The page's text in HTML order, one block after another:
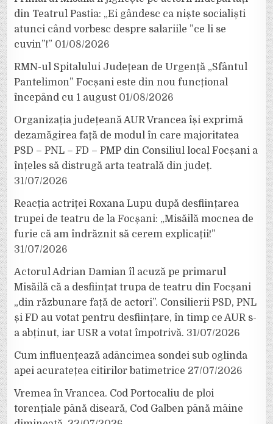
din Teatrul Pastia: „Ei gândesc ca niște socialiști
atunci când vorbesc despre salariile ”ce li se
cuvin”!” 01/08/2026
RMN-ul Spitalului Județean de Urgență „Sfântul
Pantelimon” Focșani este din nou funcțional
începând cu 1 august 01/08/2026
Organizația județeană AUR Vrancea își exprimă
dezamăgirea față de modul în care majoritatea
PSD – PNL – FD – PMP din Consiliul local Focșani a
înțeles să distrugă arta teatrală din județ.
31/07/2026
Reacția actriței Roxana Lupu după desființarea
trupei de teatru de la Focșani: „Misăilă mocnea de
furie că am îndrăznit să cerem explicații!”
31/07/2026
Actorul Adrian Damian îl acuză pe primarul
Misăilă că a desființat trupa de teatru din Focșani
„din răzbunare față de actori”. Consilierii PSD, PNL
și FD au votat pentru desființare, în timp ce AUR s-
a abținut, iar USR a votat împotrivă. 31/07/2026
Cum influențează adâncimea sondei sub oglinda
apei acuratețea citirilor batimetrice 27/07/2026
Vremea în Vrancea. Cod Portocaliu de ploi
torențiale până diseară, Cod Galben până mâine